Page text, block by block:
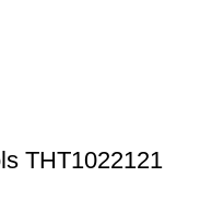
THT1022121